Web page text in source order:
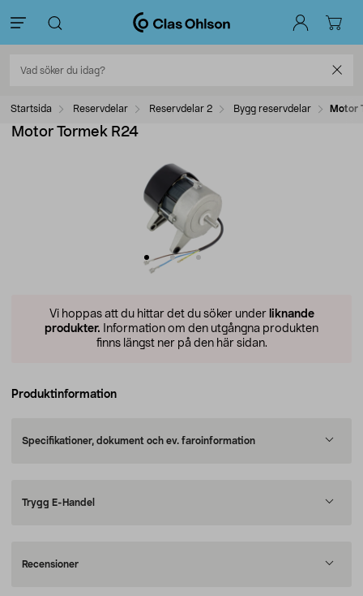
Startsida Reservdelar Reservdelar 2 Bygg reservdelar Motor
Motor Tormek R24
Vi hoppas att du hittar det du söker under liknande
produkter. Information om den utgångna produkten
finns längst ner på den här sidan.
Produktinformation
Specifikationer, dokument och ev. faroinformation
Trygg E-Handel
Recensioner